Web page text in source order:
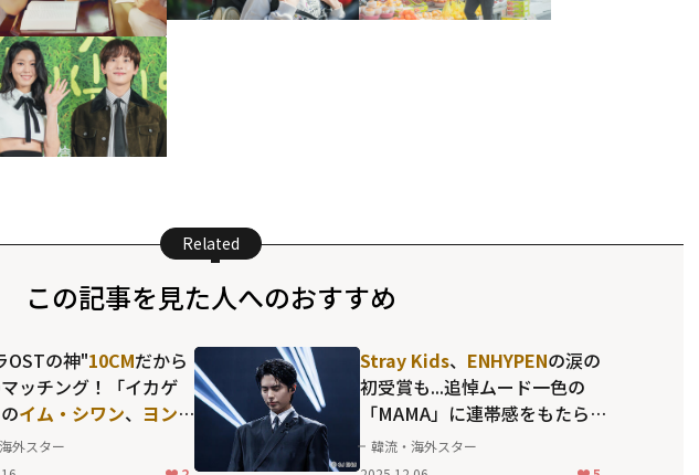
Related
この記事を見た人へのおすすめ
OSTの神"10CMだから
ッチング！「イカゲ
イム・シワン、 ヨン
X
らが顔を揃えた
外スター
Stray Kids、 ENHYPENの涙の
初受賞も...追悼ムード一色の
「MAMA」に連帯感をもたら
したパク・ボゴム
ユンファ
らの言動に滲む、誠
韓流・海外スター